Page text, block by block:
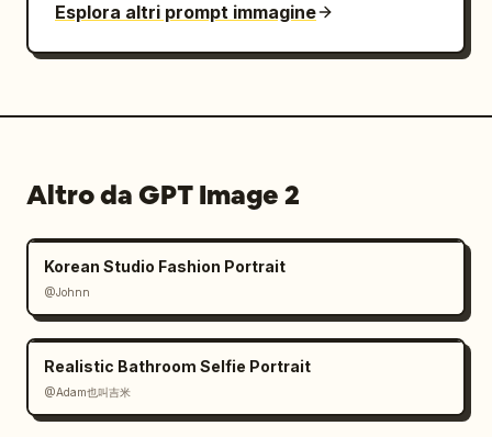
Esplora altri prompt immagine
Altro da GPT Image 2
Korean Studio Fashion Portrait
@Johnn
Realistic Bathroom Selfie Portrait
@Adam也叫吉米